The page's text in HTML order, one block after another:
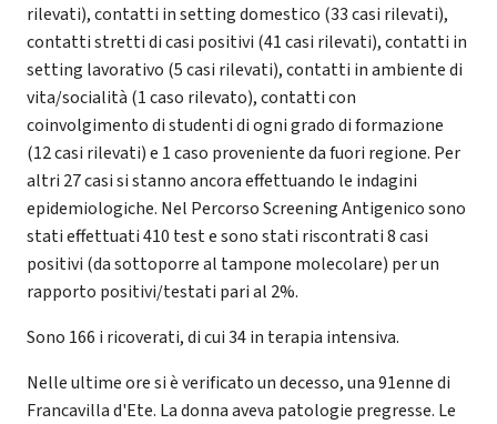
rilevati), contatti in setting domestico (33 casi rilevati),
contatti stretti di casi positivi (41 casi rilevati), contatti in
setting lavorativo (5 casi rilevati), contatti in ambiente di
vita/socialità (1 caso rilevato), contatti con
coinvolgimento di studenti di ogni grado di formazione
(12 casi rilevati) e 1 caso proveniente da fuori regione. Per
altri 27 casi si stanno ancora effettuando le indagini
epidemiologiche. Nel Percorso Screening Antigenico sono
stati effettuati 410 test e sono stati riscontrati 8 casi
positivi (da sottoporre al tampone molecolare) per un
rapporto positivi/testati pari al 2%.
Sono 166 i ricoverati, di cui 34 in terapia intensiva.
Nelle ultime ore si è verificato un decesso, una 91enne di
Francavilla d'Ete. La donna aveva patologie pregresse. Le